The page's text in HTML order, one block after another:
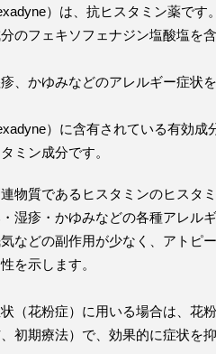
）は、抗ヒスタミン薬です
のフェキソフェナジン塩酸塩を含
、かゆみなどのアレルギー症状を
）に含有されている有効成
ミン成分です。
物質であるヒスタミンのヒスタ
湿疹・かゆみなどの各種アレル
などの副作用が少なく、アトピ
を示します。
（花粉症）に用いる場合は、花
初期療法）で、効果的に症状を